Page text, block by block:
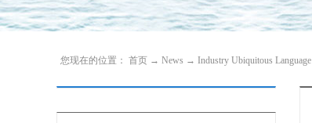
您现在的位置： 首页 → News → Industry Ubiquitous Language